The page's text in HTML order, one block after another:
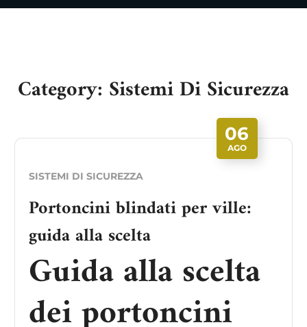
Category: Sistemi Di Sicurezza
06
AGO
SISTEMI DI SICUREZZA
Portoncini blindati per ville:
guida alla scelta
Guida alla scelta
dei portoncini